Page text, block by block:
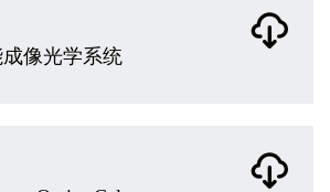
像光学系统